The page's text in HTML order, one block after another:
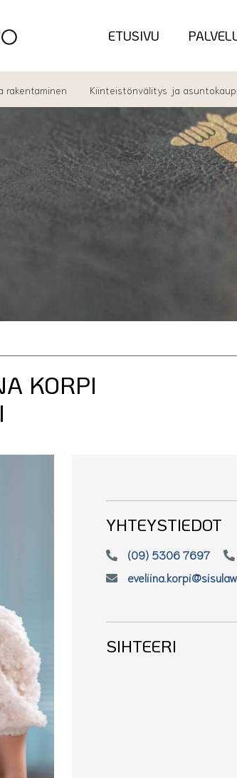
ETUSIVU
Kiinteistönvälitys ja
KORPI
YHTEYSTIEDOT
(09) 5306 7697
SIHTEERI